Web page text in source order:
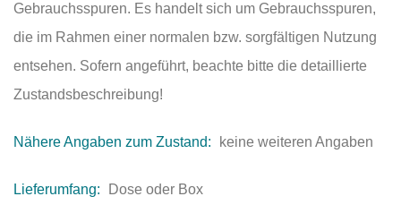
Gebrauchsspuren. Es handelt sich um Gebrauchsspuren,
die im Rahmen einer normalen bzw. sorgfältigen Nutzung
entsehen. Sofern angeführt, beachte bitte die detaillierte
Zustandsbeschreibung!
Nähere Angaben zum Zustand: keine weiteren Angaben
Lieferumfang: Dose oder Box